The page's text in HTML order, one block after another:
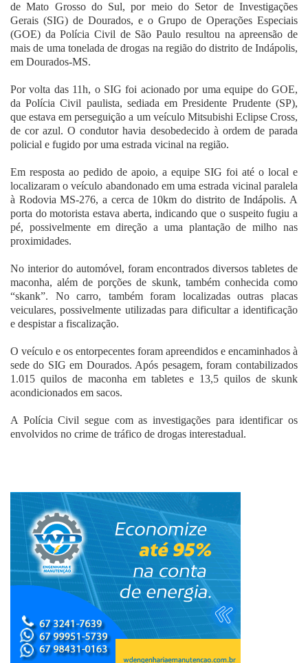
de Mato Grosso do Sul, por meio do Setor de Investigações
Gerais (SIG) de Dourados, e o Grupo de Operações Especiais
(GOE) da Polícia Civil de São Paulo resultou na apreensão de
mais de uma tonelada de drogas na região do distrito de Indápolis,
em Dourados-MS.
Por volta das 11h, o SIG foi acionado por uma equipe do GOE,
da Polícia Civil paulista, sediada em Presidente Prudente (SP),
que estava em perseguição a um veículo Mitsubishi Eclipse Cross,
de cor azul. O condutor havia desobedecido à ordem de parada
policial e fugido por uma estrada vicinal na região.
Em resposta ao pedido de apoio, a equipe SIG foi até o local e
localizaram o veículo abandonado em uma estrada vicinal paralela
à Rodovia MS-276, a cerca de 10km do distrito de Indápolis. A
porta do motorista estava aberta, indicando que o suspeito fugiu a
pé, possivelmente em direção a uma plantação de milho nas
proximidades.
No interior do automóvel, foram encontrados diversos tabletes de
maconha, além de porções de skunk, também conhecida como
“skank”. No carro, também foram localizadas outras placas
veiculares, possivelmente utilizadas para dificultar a identificação
e despistar a fiscalização.
O veículo e os entorpecentes foram apreendidos e encaminhados à
sede do SIG em Dourados. Após pesagem, foram contabilizados
1.015 quilos de maconha em tabletes e 13,5 quilos de skunk
acondicionados em sacos.
A Polícia Civil segue com as investigações para identificar os
envolvidos no crime de tráfico de drogas interestadual.